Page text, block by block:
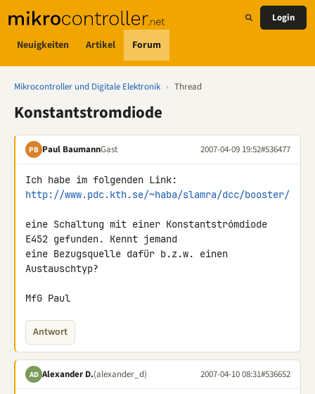
Neuigkeiten Artikel Forum
Login
Mikrocontroller und Digitale Elektronik › Thread
Konstantstromdiode
PB Paul BaumannGast 2007-04-09 19:52#536477
http://www.pdc.kth.se/~haba/slamra/dcc/booster/
eine Schaltung mit einer Konstantstrómdiode
E452 gefunden. Kennt jemand
eine Bezugsquelle dafür b.z.w. einen
Austauschtyp?
MfG Paul
Antwort
AD Alexander D.(alexander_d) 2007-04-10 08:31#536652